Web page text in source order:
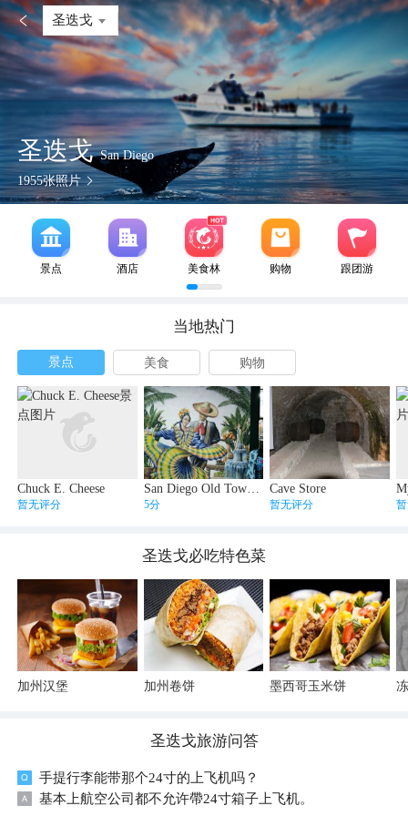
 圣迭戈
圣迭戈San Diego
1955张照片
景点 酒店 美食林 购物 跟团游
当地热门
景点 美食 购物
Chuck E. Cheese
暂无评分
San Diego Old Town Market
5分
Cave Store
暂无评分
圣迭戈必吃特色菜
加州汉堡 加州卷饼 墨西哥玉米饼
圣迭戈旅游问答
手提行李能带那个24寸的上飞机吗？
基本上航空公司都不允许帶24寸箱子上飞机。